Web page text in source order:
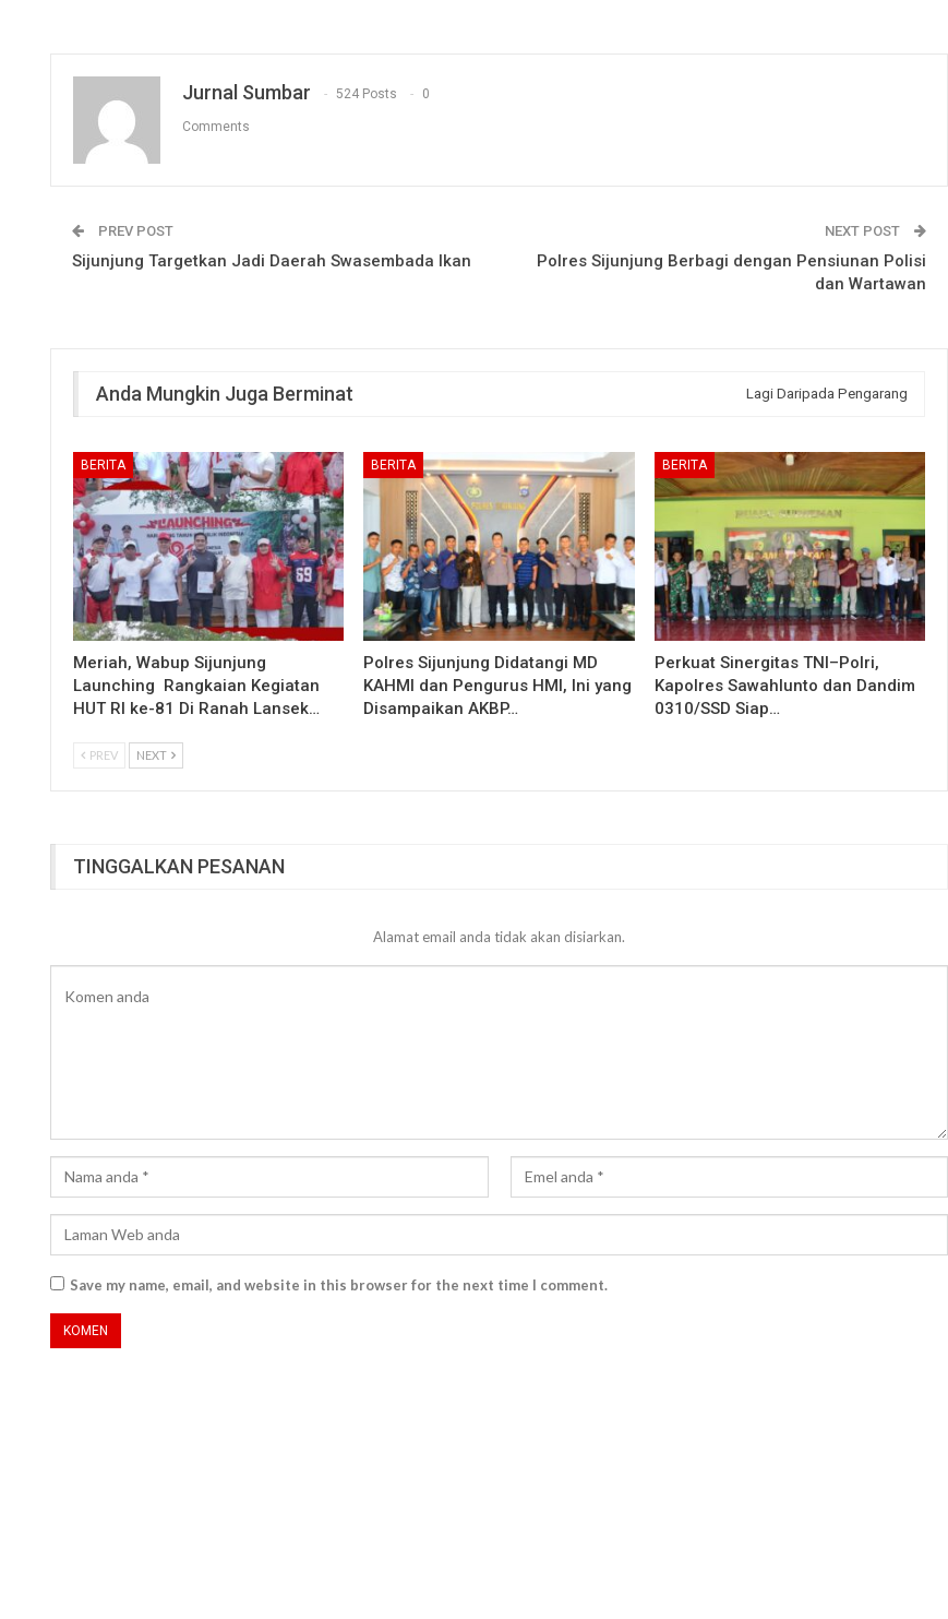
Jurnal Sumbar 524 Posts 0
Comments
PREV POST
Sijunjung Targetkan Jadi Daerah Swasembada Ikan
NEXT POST
Polres Sijunjung Berbagi dengan Pensiunan Polisi
dan Wartawan
Anda Mungkin Juga Berminat Lagi Daripada Pengarang
BERITA
Meriah, Wabup Sijunjung
Launching Rangkaian Kegiatan
HUT RI ke-81 Di Ranah Lansek…
BERITA
Polres Sijunjung Didatangi MD
KAHMI dan Pengurus HMI, Ini yang
Disampaikan AKBP…
BERITA
Perkuat Sinergitas TNI–Polri,
Kapolres Sawahlunto dan Dandim
0310/SSD Siap…
PREV NEXT
TINGGALKAN PESANAN
Alamat email anda tidak akan disiarkan.
Save my name, email, and website in this browser for the next time I comment.